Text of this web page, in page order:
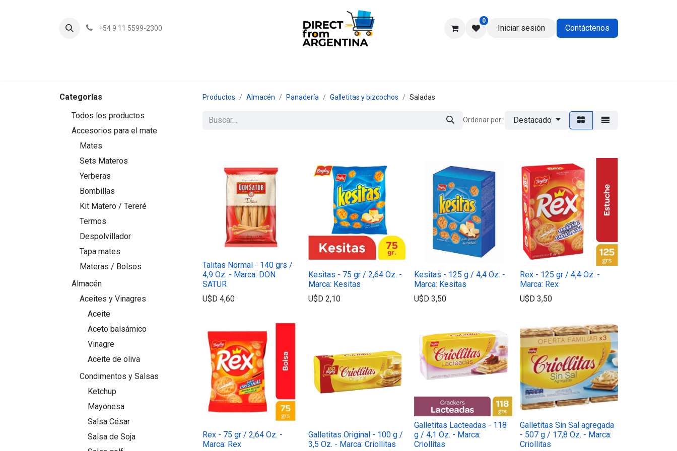
+54 9 11 5599-2300
0
Iniciar sesión Contáctenos
Categorías
Todos los productos
Accesorios para el mate
Mates
Sets Materos
Yerberas
Bombillas
Kit Matero / Tereré
Termos
Despolvillador
Tapa mates
Materas / Bolsos
Almacén
Aceites y Vinagres
Aceite
Aceto balsámico
Vinagre
Aceite de oliva
Condimentos y Salsas
Ketchup
Mayonesa
Salsa César
Salsa de Soja
Productos Almacén Panadería Galletitas y bizcochos Saladas
Ordenar por: Destacado
Talitas Normal - 140 grs /
4,9 Oz. - Marca: DON
SATUR
U$D 4,60
Kesitas - 75 gr / 2,64 Oz. -
Marca: Kesitas
U$D 2,10
Kesitas - 125 g / 4,4 Oz. -
Marca: Kesitas
U$D 3,50
Rex - 125 gr / 4,4 Oz. -
Marca: Rex
U$D 3,50
Rex - 75 gr / 2,64 Oz. -
Marca: Rex
Galletitas Original - 100 g /
3,5 Oz. - Marca: Criollitas
Galletitas Lacteadas - 118
g / 4,1 Oz. - Marca:
Criollitas
Galletitas Sin Sal agregada
- 507 g / 17,8 Oz. - Marca:
Criollitas